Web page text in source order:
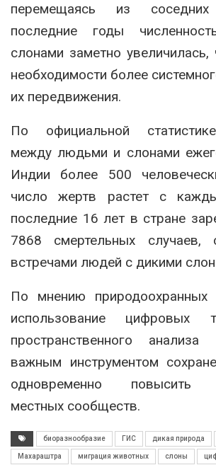
перемещаясь из
последние годы
слонами заметно
необходимости более
их передвижения.
По официальной
между людьми и слонами
Индии более 500
число жертв растет с
последние 16 лет в стране
7868 смертельных случаев,
встречами людей с дикими
По мнению природоохранных
использование цифровых
пространственного
важным инструментом
одновременно повысить
местных сообществ.
биоразнообразие ГИС дикая природа
Махараштра миграция животных слоны